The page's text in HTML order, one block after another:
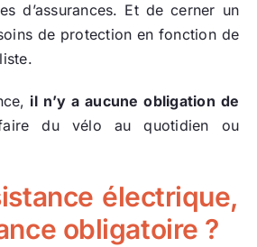
d’assurances. Et de cerner un
de protection en fonction de
il n’y a aucune obligation de
du vélo au quotidien ou
électrique,
obligatoire ?